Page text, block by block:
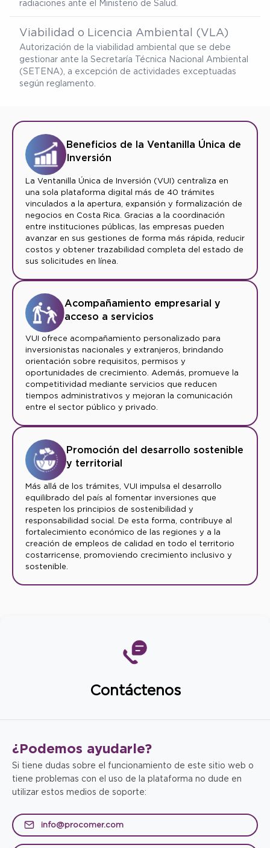
radiaciones ante el Ministerio de Salud.
Viabilidad o Licencia Ambiental (VLA)
Autorización de la viabilidad ambiental que se debe
gestionar ante la Secretaría Técnica Nacional Ambiental
(SETENA), a excepción de actividades exceptuadas
según reglamento.
Beneficios de la Ventanilla Única de
Inversión
La Ventanilla Única de Inversión (VUI) centraliza en
una sola plataforma digital más de 40 trámites
vinculados a la apertura, expansión y formalización de
negocios en Costa Rica. Gracias a la coordinación
entre instituciones públicas, las empresas pueden
avanzar en sus gestiones de forma más rápida, reducir
costos y obtener trazabilidad completa del estado de
sus solicitudes en línea.
Acompañamiento empresarial y
acceso a servicios
VUI ofrece acompañamiento personalizado para
inversionistas nacionales y extranjeros, brindando
orientación sobre requisitos, permisos y
oportunidades de crecimiento. Además, promueve la
competitividad mediante servicios que reducen
tiempos administrativos y mejoran la comunicación
entre el sector público y privado.
Promoción del desarrollo sostenible
y territorial
Más allá de los trámites, VUI impulsa el desarrollo
equilibrado del país al fomentar inversiones que
respeten los principios de sostenibilidad y
responsabilidad social. De esta forma, contribuye al
fortalecimiento económico de las regiones y a la
creación de empleos de calidad en todo el territorio
costarricense, promoviendo crecimiento inclusivo y
sostenible.
Contáctenos
¿Podemos ayudarle?
Si tiene dudas sobre el funcionamiento de este sitio web o
tiene problemas con el uso de la plataforma no dude en
utilizar estos medios de soporte:
info@procomer.com